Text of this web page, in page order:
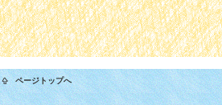
ページトップへ